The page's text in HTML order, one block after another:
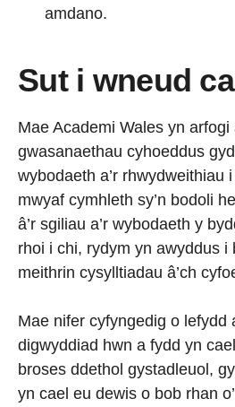
amdano.
Sut i wneud
Mae Academi Wales yn arfogi
gwasanaethau cyhoeddus
wybodaeth a’r rhwydweithiau
mwyaf cymhleth sy’n bodoli
â’r sgiliau a’r wybodaeth y
rhoi i chi, rydym yn awyddus i
meithrin cysylltiadau â’ch
Mae nifer cyfyngedig o lefydd
digwyddiad hwn a fydd yn
broses ddethol gystadleuol,
yn cael eu dewis o bob rhan